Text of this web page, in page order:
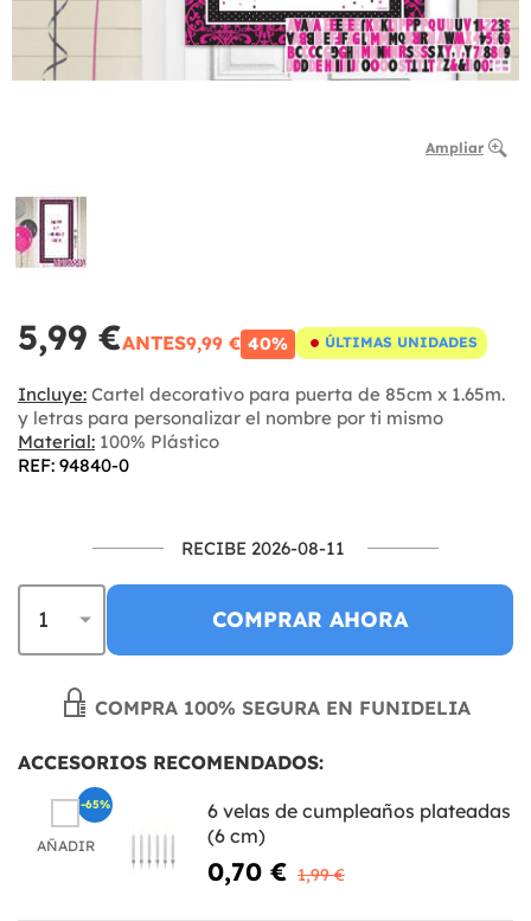
Ampliar
5,99 €ANTES9,99 € 40% ÚLTIMAS UNIDADES
Incluye: Cartel decorativo para puerta de 85cm x 1.65m.
y letras para personalizar el nombre por ti mismo
Material: 100% Plástico
REF: 94840-0
RECIBE 2026-08-11
COMPRAR AHORA
COMPRA 100% SEGURA EN FUNIDELIA
ACCESORIOS RECOMENDADOS:
AÑADIR
6 velas de cumpleaños plateadas
(6 cm)
0,70 € 1,99 €
-65%